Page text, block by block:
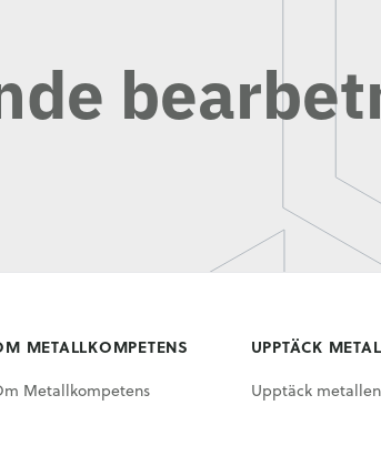
METALLKOMPETENS
Metallkompetens
UPPTÄCK
Upptäck metallen